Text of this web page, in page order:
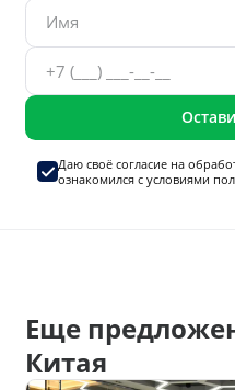
Даю своё согласие на
ознакомился с условиями
Еще
Китая